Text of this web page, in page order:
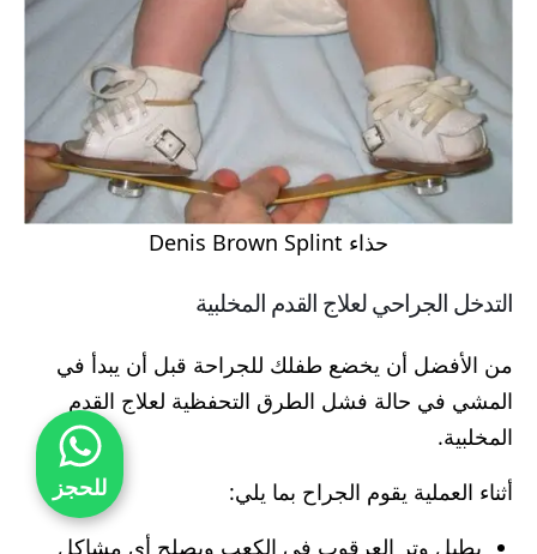
حذاء Denis Brown Splint
التدخل الجراحي لعلاج القدم المخلبية
من الأفضل أن يخضع طفلك للجراحة قبل أن يبدأ في
المشي في حالة فشل الطرق التحفظية لعلاج القدم
المخلبية.
أثناء العملية يقوم الجراح بما يلي:
يطيل وتر العرقوب في الكعب ويصلح أي مشاكل
للحجز